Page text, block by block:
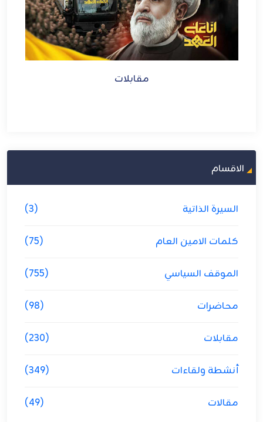
مقابلات
الاقسام
السيرة الذاتية (3)
كلمات الامين العام (75)
الموقف السياسي (755)
محاضرات (98)
مقابلات (230)
أنشطة ولقاءات (349)
مقالات (49)